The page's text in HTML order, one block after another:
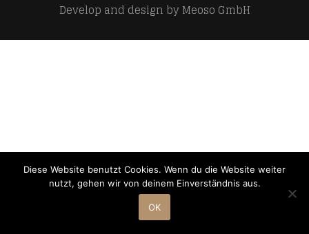
Develop and design byMeoso GmbH
Diese Website benutzt Cookies. Wenn du die Website weiter
nutzt, gehen wir von deinem Einverständnis aus.
OK